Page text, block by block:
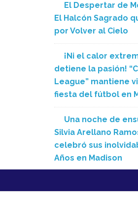
El Despertar de
El Halcón Sagrado
por Volver al Cielo
¡Ni el calor
detiene la pasión!
League” mantiene
fiesta del fútbol en
Una noche de
Silvia Arellano
celebró sus
Años en Madison